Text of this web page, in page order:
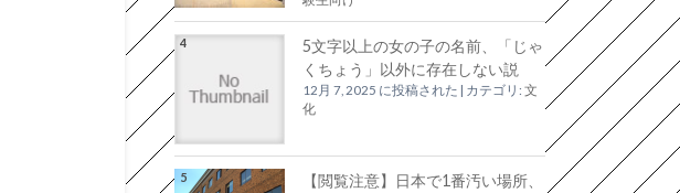
5文字以上の女の子の名前、「じゃ
くちょう」以外に存在しない説
12月 7, 2025 に投稿された | カテゴリ: 文
化
【閲覧注意】日本で1番汚い場所、